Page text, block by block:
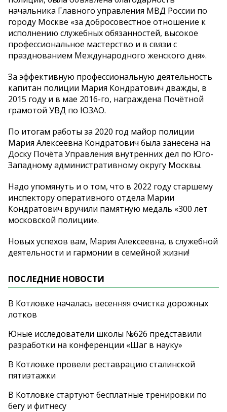
начальника Главного управления МВД России по
городу Москве «за добросовестное отношение к
исполнению служебных обязанностей, высокое
профессиональное мастерство и в связи с
празднованием Международного женского дня».
За эффективную профессиональную деятельность
капитан полиции Мария Кондратович дважды, в
2015 году и в мае 2016-го, награждена Почётной
грамотой УВД по ЮЗАО.
По итогам работы за 2020 год майор полиции
Мария Алексеевна Кондратович была занесена на
Доску Почёта Управления внутренних дел по Юго-
Западному административному округу Москвы.
Надо упомянуть и о том, что в 2022 году старшему
инспектору оперативного отдела Марии
Кондратович вручили памятную медаль «300 лет
московской полиции».
Новых успехов вам, Мария Алексеевна, в служебной
деятельности и гармонии в семейной жизни!
ПОСЛЕДНИЕ НОВОСТИ
В Котловке началась весенняя очистка дорожных
лотков
Юные исследователи школы №626 представили
разработки на конференции «Шаг в науку»
В Котловке провели реставрацию сталинской
пятиэтажки
В Котловке стартуют бесплатные тренировки по
бегу и фитнесу